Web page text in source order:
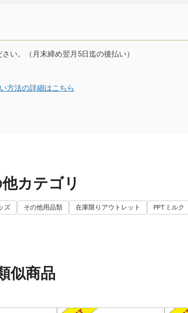
い。（月末締め翌月5日迄の後払い）
方法の詳細はこちら
カテゴリ
ズ その他用品類 在庫限りアウトレット PPTミルク
似商品